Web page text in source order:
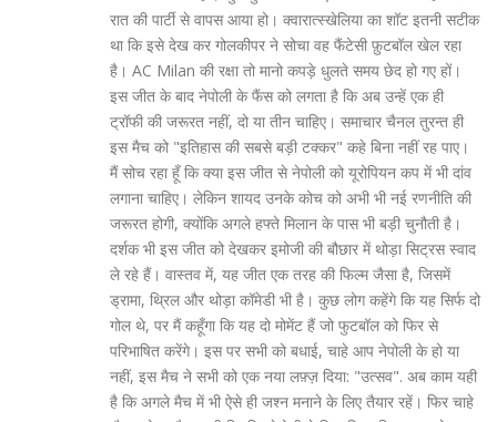
रात की पार्टी से वापस आया हो। क्वारात्स्खेलिया का शॉट इतनी सटीक
था कि इसे देख कर गोलकीपर ने सोचा वह फैंटेसी फ़ुटबॉल खेल रहा
है। AC Milan की रक्षा तो मानो कपड़े धुलते समय छेद हो गए हों।
इस जीत के बाद नेपोली के फैंस को लगता है कि अब उन्हें एक ही
ट्रॉफी की जरूरत नहीं, दो या तीन चाहिए। समाचार चैनल तुरन्त ही
इस मैच को "इतिहास की सबसे बड़ी टक्कर" कहे बिना नहीं रह पाए।
मैं सोच रहा हूँ कि क्या इस जीत से नेपोली को यूरोपियन कप में भी दांव
लगाना चाहिए। लेकिन शायद उनके कोच को अभी भी नई रणनीति की
जरूरत होगी, क्योंकि अगले हफ्ते मिलान के पास भी बड़ी चुनौती है।
दर्शक भी इस जीत को देखकर इमोजी की बौछार में थोड़ा सिट्रस स्वाद
ले रहे हैं। वास्तव में, यह जीत एक तरह की फिल्म जैसा है, जिसमें
ड्रामा, थ्रिल और थोड़ा कॉमेडी भी है। कुछ लोग कहेंगे कि यह सिर्फ दो
गोल थे, पर मैं कहूँगा कि यह दो मोमेंट हैं जो फुटबॉल को फिर से
परिभाषित करेंगे। इस पर सभी को बधाई, चाहे आप नेपोली के हो या
नहीं, इस मैच ने सभी को एक नया लफ़्ज़ दिया: "उत्सव". अब काम यही
है कि अगले मैच में भी ऐसे ही जश्न मनाने के लिए तैयार रहें। फिर चाहे